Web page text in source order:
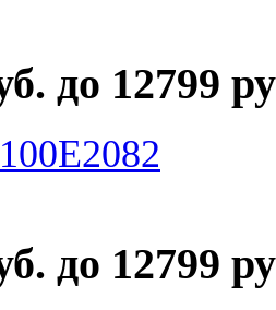
до 12799
до 12799